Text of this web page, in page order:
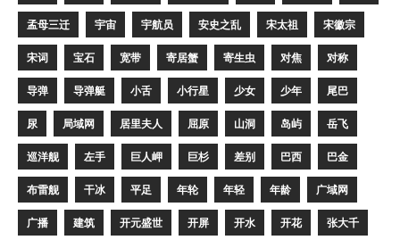
孟母三迁 宇宙 宇航员 安史之乱 宋太祖 宋徽宗
宋词 宝石 宽带 寄居蟹 寄生虫 对焦 对称
导弹 导弹艇 小舌 小行星 少女 少年 尾巴
尿 局域网 居里夫人 屈原 山洞 岛屿 岳飞
巡洋舰 左手 巨人岬 巨杉 差别 巴西 巴金
布雷舰 干冰 平足 年轮 年轻 年龄 广域网
广播 建筑 开元盛世 开屏 开水 开花 张大千